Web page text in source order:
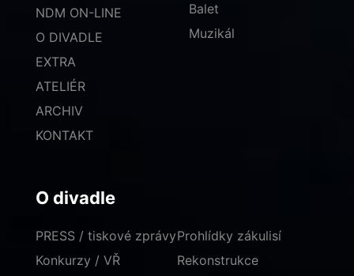
NDM ON-LINE
O DIVADLE
EXTRA
ATELIÉR
ARCHIV
KONTAKT
Balet
Muzikál
O divadle
PRESS / tiskové zprávy
Konkurzy / VŘ
Prohlídky zákulisí
Rekonstrukce